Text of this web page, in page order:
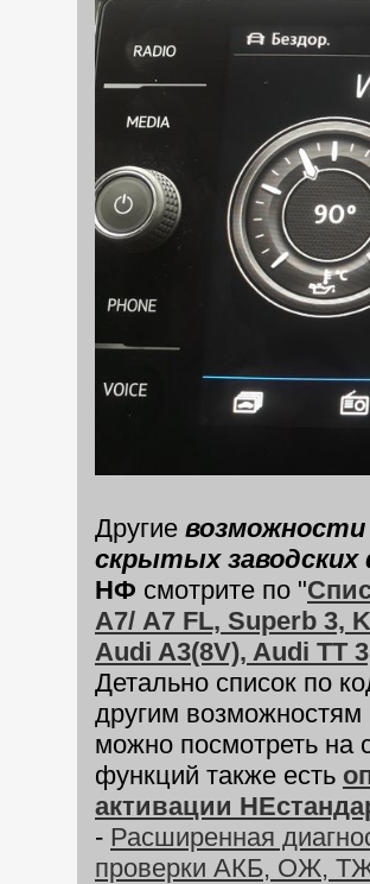
Другие возможности
скрытых заводских
НФ смотрите по "
А7/ A7 FL, Superb 3,
Audi A3(8V), Audi TT
Детально список по
другим
можно посмотреть на
функций также есть
активации
- Расширенная
проверки АКБ, ОЖ, ТЖ